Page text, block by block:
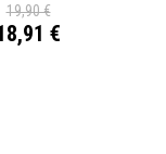
19,90 €
€